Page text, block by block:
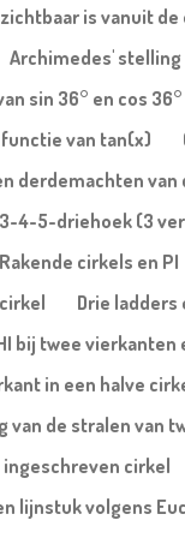
is vanuit
Archimedes'
sin 36° en cos
van tan(x)
derdemachten
3-4-5-driehoek (3
Rakende cirkels en PI
Drie ladders
bij twee
in een halve
van de stralen van
ingeschreven cirkel
lijnstuk volgens